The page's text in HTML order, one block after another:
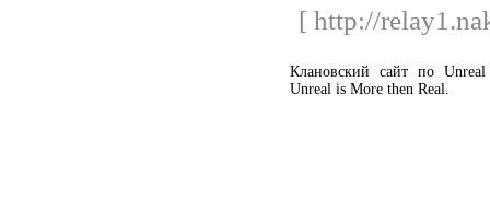
[ http://
Клановский сайт по
Unreal is More then Real.